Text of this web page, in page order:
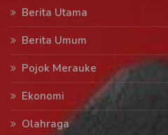
Berita Utama
Berita Umum
Pojok Merauke
Ekonomi
Olahraga